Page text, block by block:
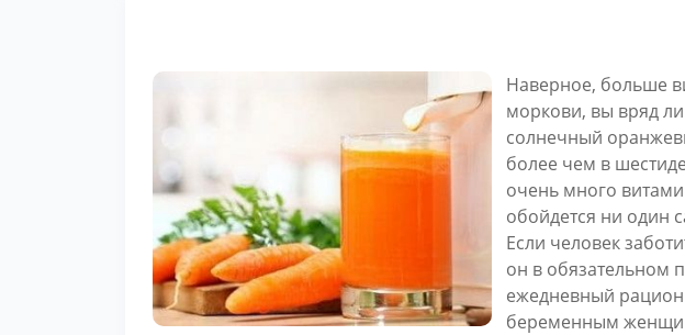
Наверное, больше
моркови, вы вряд ли
солнечный
более чем в
очень много
обойдется ни один
Если человек
он в обязательном
ежедневный
беременным